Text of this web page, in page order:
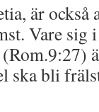
är också
Vare sig
ska bli